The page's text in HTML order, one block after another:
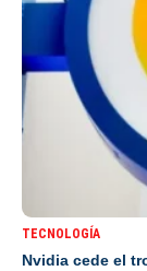
TECNOLOGÍA
Nvidia cede el